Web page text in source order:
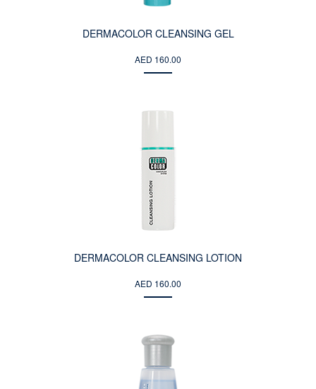
DERMACOLOR CLEANSING GEL
AED 160.00
DERMACOLOR CLEANSING LOTION
AED 160.00